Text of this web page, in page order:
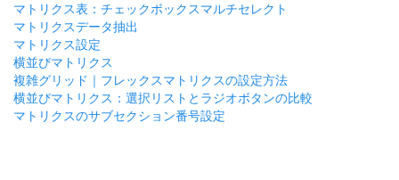
マトリクス表：チェックボックスマルチセレクト
マトリクスデータ抽出
マトリクス設定
横並びマトリクス
複雑グリッド｜フレックスマトリクスの設定方法
横並びマトリクス：選択リストとラジオボタンの比較
マトリクスのサブセクション番号設定